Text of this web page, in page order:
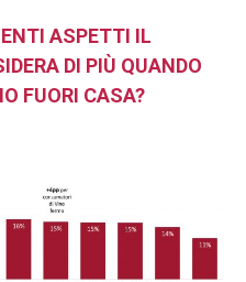
ASPETTI IL
DI PIÙ QUANDO
FUORI CASA?